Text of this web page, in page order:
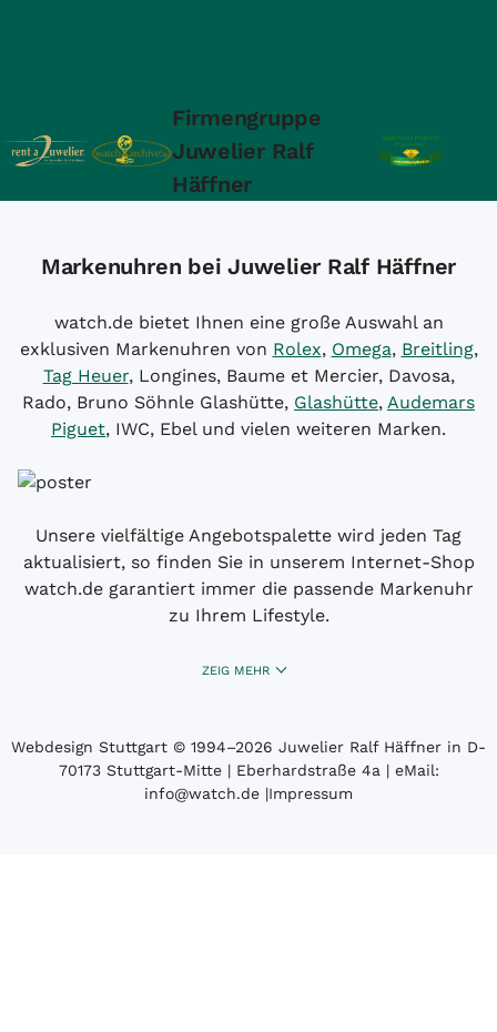
Firmengruppe
Juwelier Ralf
Häffner
Markenuhren bei Juwelier Ralf Häffner
watch.de bietet Ihnen eine große Auswahl an
exklusiven Markenuhren von Rolex, Omega, Breitling,
Tag Heuer, Longines, Baume et Mercier, Davosa,
Rado, Bruno Söhnle Glashütte, Glashütte, Audemars
Piguet, IWC, Ebel und vielen weiteren Marken.
Unsere vielfältige Angebotspalette wird jeden Tag
aktualisiert, so finden Sie in unserem Internet-Shop
watch.de garantiert immer die passende Markenuhr
zu Ihrem Lifestyle.
ZEIG MEHR
Webdesign Stuttgart © 1994­–2026 Juwelier Ralf Häffner in D-
70173 Stuttgart-Mitte | Eberhardstraße 4a | eMail:
info@watch.de |Impressum